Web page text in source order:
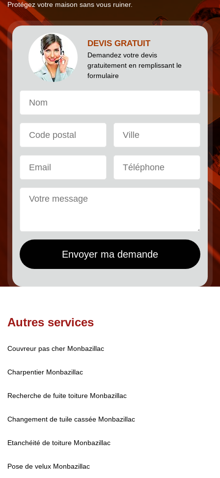
Protégez votre maison sans vous ruiner.
DEVIS GRATUIT
Demandez votre devis
gratuitement en remplissant le
formulaire
Autres services
Couvreur pas cher Monbazillac
Charpentier Monbazillac
Recherche de fuite toiture Monbazillac
Changement de tuile cassée Monbazillac
Etanchéité de toiture Monbazillac
Pose de velux Monbazillac